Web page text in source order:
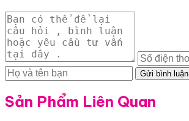
Gửi bình luận
Sản Phẩm Liên Quan